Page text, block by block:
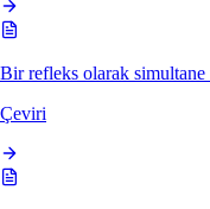
Bir refleks olarak simultane
Çeviri